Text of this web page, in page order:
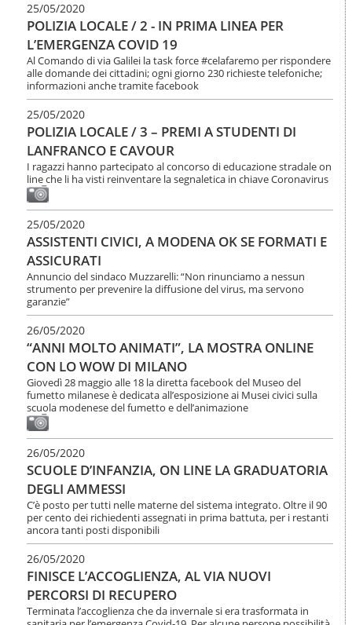
25/05/2020
POLIZIA LOCALE / 2 - IN PRIMA LINEA PER
L’EMERGENZA COVID 19
Al Comando di via Galilei la task force #celafaremo per rispondere
alle domande dei cittadini; ogni giorno 230 richieste telefoniche;
informazioni anche tramite facebook
25/05/2020
POLIZIA LOCALE / 3 – PREMI A STUDENTI DI
LANFRANCO E CAVOUR
I ragazzi hanno partecipato al concorso di educazione stradale on
line che li ha visti reinventare la segnaletica in chiave Coronavirus
25/05/2020
ASSISTENTI CIVICI, A MODENA OK SE FORMATI E
ASSICURATI
Annuncio del sindaco Muzzarelli: “Non rinunciamo a nessun
strumento per prevenire la diffusione del virus, ma servono
garanzie”
26/05/2020
“ANNI MOLTO ANIMATI”, LA MOSTRA ONLINE
CON LO WOW DI MILANO
Giovedì 28 maggio alle 18 la diretta facebook del Museo del
fumetto milanese è dedicata all’esposizione ai Musei civici sulla
scuola modenese del fumetto e dell’animazione
26/05/2020
SCUOLE D’INFANZIA, ON LINE LA GRADUATORIA
DEGLI AMMESSI
C’è posto per tutti nelle materne del sistema integrato. Oltre il 90
per cento dei richiedenti assegnati in prima battuta, per i restanti
ancora tanti posti disponibili
26/05/2020
FINISCE L’ACCOGLIENZA, AL VIA NUOVI
PERCORSI DI RECUPERO
Terminata l’accoglienza che da invernale si era trasformata in